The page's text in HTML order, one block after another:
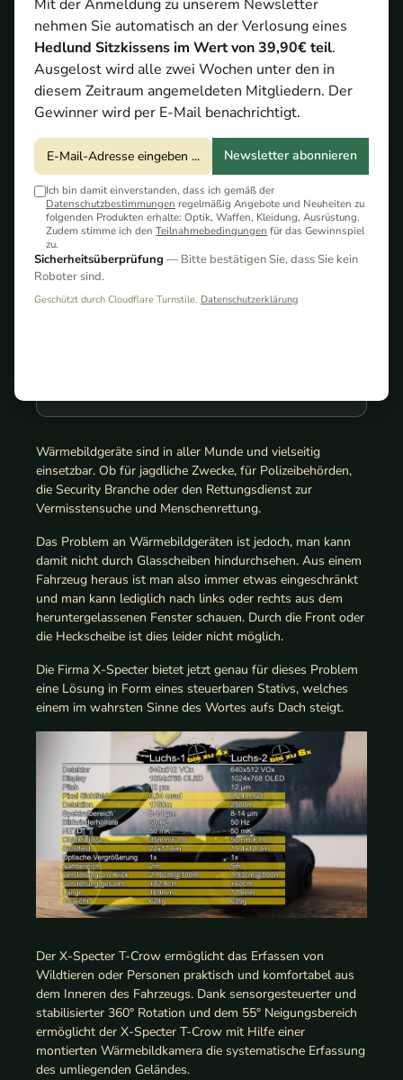
Mit der Anmeldung zu unserem Newsletter
nehmen Sie automatisch an der Verlosung eines
Hedlund Sitzkissens im Wert von 39,90€ teil.
Ausgelost wird alle zwei Wochen unter den in
diesem Zeitraum angemeldeten Mitgliedern. Der
Gewinner wird per E-Mail benachrichtigt.
Newsletter abonnieren
Ich bin damit einverstanden, dass ich gemäß der
Datenschutzbestimmungen regelmäßig Angebote und Neuheiten zu
folgenden Produkten erhalte: Optik, Waffen, Kleidung, Ausrüstung.
Zudem stimme ich den Teilnahmebedingungen für das Gewinnspiel
zu.
Sicherheitsüberprüfung — Bitte bestätigen Sie, dass Sie kein
Roboter sind.
Geschützt durch Cloudflare Turnstile. Datenschutzerklärung
XSpecter T-Crow im ausführlichen Test
Inhaltsverzeichnis
Die Steuerung des X-Specter T-Crow
Wärmebildgeräte sind in aller Munde und vielseitig
einsetzbar. Ob für jagdliche Zwecke, für Polizeibehörden,
die Security Branche oder den Rettungsdienst zur
Vermisstensuche und Menschenrettung.
Das Problem an Wärmebildgeräten ist jedoch, man kann
damit nicht durch Glasscheiben hindurchsehen. Aus einem
Fahrzeug heraus ist man also immer etwas eingeschränkt
und man kann lediglich nach links oder rechts aus dem
heruntergelassenen Fenster schauen. Durch die Front oder
die Heckscheibe ist dies leider nicht möglich.
Die Firma X-Specter bietet jetzt genau für dieses Problem
eine Lösung in Form eines steuerbaren Stativs, welches
einem im wahrsten Sinne des Wortes aufs Dach steigt.
Der X-Specter T-Crow ermöglicht das Erfassen von
Wildtieren oder Personen praktisch und komfortabel aus
dem Inneren des Fahrzeugs. Dank sensorgesteuerter und
stabilisierter 360° Rotation und dem 55° Neigungsbereich
ermöglicht der X-Specter T-Crow mit Hilfe einer
montierten Wärmebildkamera die systematische Erfassung
des umliegenden Geländes.